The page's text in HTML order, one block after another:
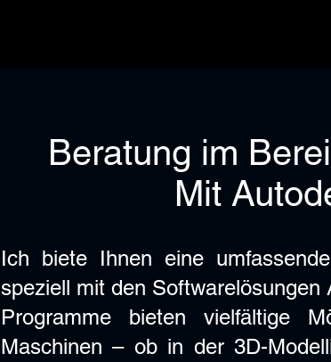
Beratung im
Mit
Ich biete Ihnen eine
speziell mit den
Programme bieten vielfältige
Maschinen – ob in der 3D-